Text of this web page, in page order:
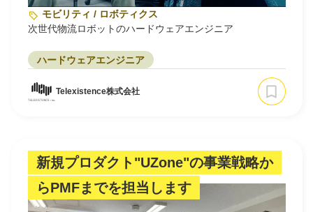
モビリティ / ロボティクス
次世代物流ロボットのハードウェアエンジニア
ハードウェアエンジニア
Telexistence株式会社
新規プロダクト"UZone"の事業戦略か
らPMFまでを担当します